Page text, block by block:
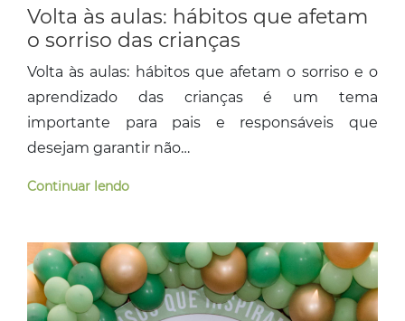
Volta às aulas: hábitos que afetam
o sorriso das crianças
Volta às aulas: hábitos que afetam o sorriso e o
aprendizado das crianças é um tema
importante para pais e responsáveis que
desejam garantir não…
Continuar lendo